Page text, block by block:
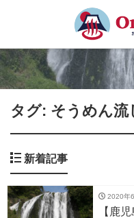
タグ: そうめん流
新着記事
2020年
【鹿